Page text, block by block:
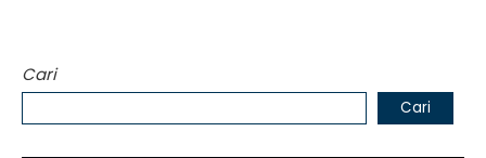
Cari
Cari